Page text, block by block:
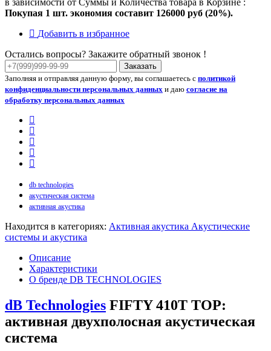
Покупая 1 шт. экономия составит 126000 руб (20%).
Добавить в избранное
Остались вопросы? Закажите обратный звонок !
Заказать
Заполняя и отправляя данную форму, вы соглашаетесь с политикой
конфиденциальности персональных данных и даю согласие на
обработку персональных данных
db technologies
акустическая система
активная акустика
Находится в категориях: Активная акустика Акустические
системы и акустика
Описание
Характеристики
О бренде DB TECHNOLOGIES
dB Technologies FIFTY 410T TOP:
активная двухполосная акустическая
система